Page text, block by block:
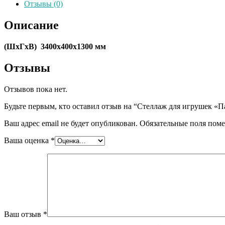
Отзывы (0)
Описание
(ШхГхВ) 3400х400х1300 мм
Отзывы
Отзывов пока нет.
Будьте первым, кто оставил отзыв на “Стеллаж для игрушек
Ваш адрес email не будет опубликован. Обязательные поля
Ваша оценка *
Ваш отзыв *